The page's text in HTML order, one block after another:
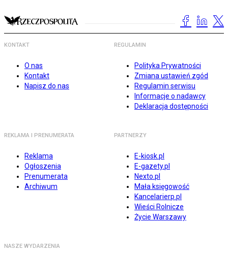
KONTAKT
O nas
Kontakt
Napisz do nas
REGULAMIN
Polityka Prywatności
Zmiana ustawień zgód
Regulamin serwisu
Informacje o nadawcy
Deklaracja dostępności
REKLAMA I PRENUMERATA
Reklama
Ogłoszenia
Prenumerata
Archiwum
PARTNERZY
E-kiosk.pl
E-gazety.pl
Nexto.pl
Mała księgowość
Kancelarierp.pl
Wieści Rolnicze
Życie Warszawy
NASZE WYDARZENIA